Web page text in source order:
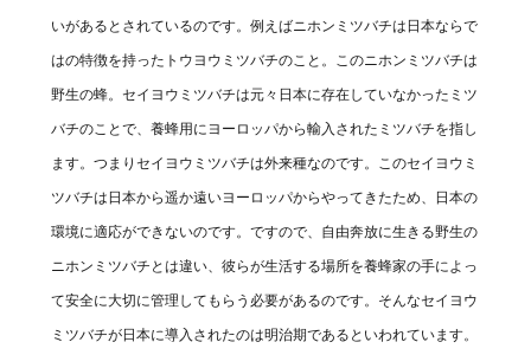
いがあるとされているのです。例えばニホンミツバチは日本ならで
はの特徴を持ったトウヨウミツバチのこと。このニホンミツバチは
野生の蜂。セイヨウミツバチは元々日本に存在していなかったミツ
バチのことで、養蜂用にヨーロッパから輸入されたミツバチを指し
ます。つまりセイヨウミツバチは外来種なのです。このセイヨウミ
ツバチは日本から遥か遠いヨーロッパからやってきたため、日本の
環境に適応ができないのです。ですので、自由奔放に生きる野生の
ニホンミツバチとは違い、彼らが生活する場所を養蜂家の手によっ
て安全に大切に管理してもらう必要があるのです。そんなセイヨウ
ミツバチが日本に導入されたのは明治期であるといわれています。